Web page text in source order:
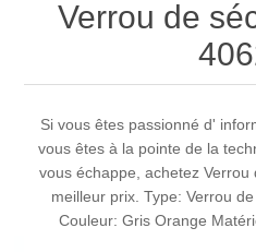
Verrou de
Si vous êtes passionné d'
vous êtes à la pointe de la
vous échappe, achetez
meilleur prix. Type: Verrou
Couleur: Gris Orange